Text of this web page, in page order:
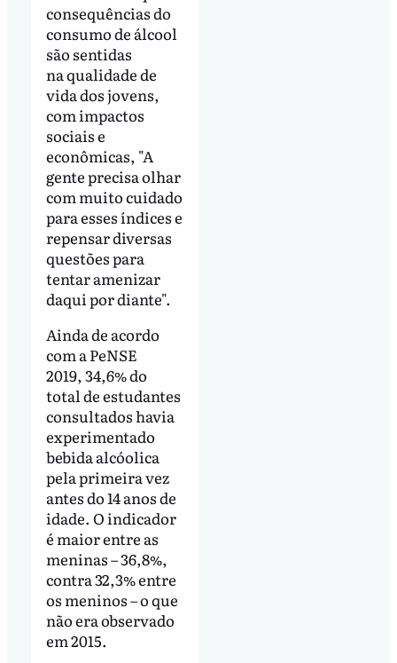
consequências do
consumo de álcool
são sentidas
na qualidade de
vida dos jovens,
com impactos
sociais e
econômicas, "A
gente precisa olhar
com muito cuidado
para esses índices e
repensar diversas
questões para
tentar amenizar
daqui por diante".
Ainda de acordo
com a PeNSE
2019, 34,6% do
total de estudantes
consultados havia
experimentado
bebida alcóolica
pela primeira vez
antes do 14 anos de
idade. O indicador
é maior entre as
meninas – 36,8%,
contra 32,3% entre
os meninos – o que
não era observado
em 2015.